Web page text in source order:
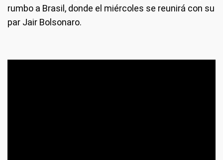
rumbo a Brasil, donde el miércoles se reunirá con su
par Jair Bolsonaro.